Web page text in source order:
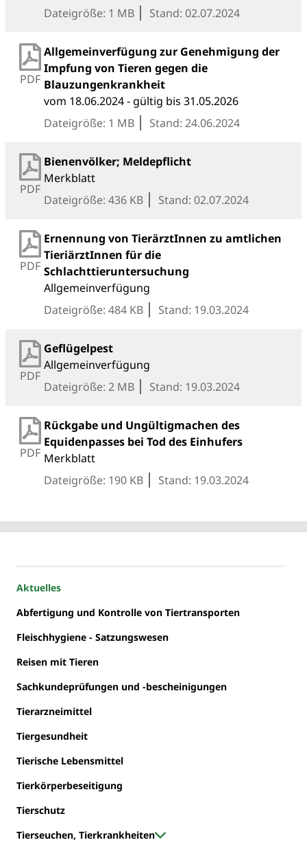
Dateigröße: 1 MB Stand: 02.07.2024
PDF
Allgemeinverfügung zur Genehmigung der
Impfung von Tieren gegen die
Blauzungenkrankheit
vom 18.06.2024 - gültig bis 31.05.2026
Dateigröße: 1 MB
Stand: 24.06.2024
PDF
Bienenvölker; Meldepflicht
Merkblatt
Dateigröße: 436 KB
Stand: 02.07.2024
PDF
Ernennung von TierärztInnen zu amtlichen
TieriärztInnen für die
Schlachttieruntersuchung
Allgemeinverfügung
Dateigröße: 484 KB
Stand: 19.03.2024
PDF
Geflügelpest
Allgemeinverfügung
Dateigröße: 2 MB
Stand: 19.03.2024
PDF
Rückgabe und Ungültigmachen des
Equidenpasses bei Tod des Einhufers
Merkblatt
Dateigröße: 190 KB
Stand: 19.03.2024
Aktuelles
Abfertigung und Kontrolle von Tiertransporten
Fleischhygiene - Satzungswesen
Reisen mit Tieren
Sachkundeprüfungen und -bescheinigungen
Tierarzneimittel
Tiergesundheit
Tierische Lebensmittel
Tierkörperbeseitigung
Tierschutz
Tierseuchen, Tierkrankheiten